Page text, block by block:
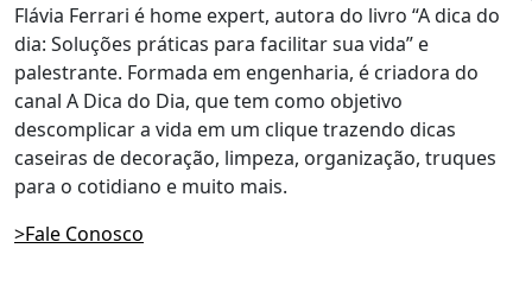
Flávia Ferrari é home expert, autora do livro “A dica do
dia: Soluções práticas para facilitar sua vida” e
palestrante. Formada em engenharia, é criadora do
canal A Dica do Dia, que tem como objetivo
descomplicar a vida em um clique trazendo dicas
caseiras de decoração, limpeza, organização, truques
para o cotidiano e muito mais.
>Fale Conosco